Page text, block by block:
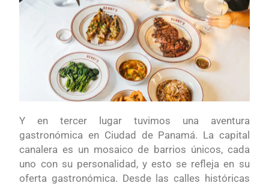
Y en tercer lugar tuvimos una aventura
gastronómica en Ciudad de Panamá. La capital
canalera es un mosaico de barrios únicos, cada
uno con su personalidad, y esto se refleja en su
oferta gastronómica. Desde las calles históricas